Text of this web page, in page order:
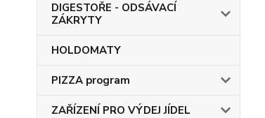
DIGESTOŘE - ODSÁVACÍ
ZÁKRYTY
HOLDOMATY
PIZZA program
ZAŘÍZENÍ PRO VÝDEJ JÍDEL